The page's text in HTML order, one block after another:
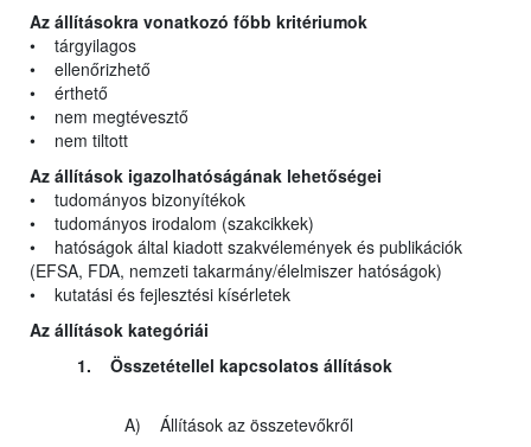
Az állításokra vonatkozó főbb kritériumok
• tárgyilagos
• ellenőrizhető
• érthető
• nem megtévesztő
• nem tiltott
Az állítások igazolhatóságának lehetőségei
• tudományos bizonyítékok
• tudományos irodalom (szakcikkek)
• hatóságok által kiadott szakvélemények és publikációk
(EFSA, FDA, nemzeti takarmány/élelmiszer hatóságok)
• kutatási és fejlesztési kísérletek
Az állítások kategóriái
1. Összetétellel kapcsolatos állítások
A) Állítások az összetevőkről